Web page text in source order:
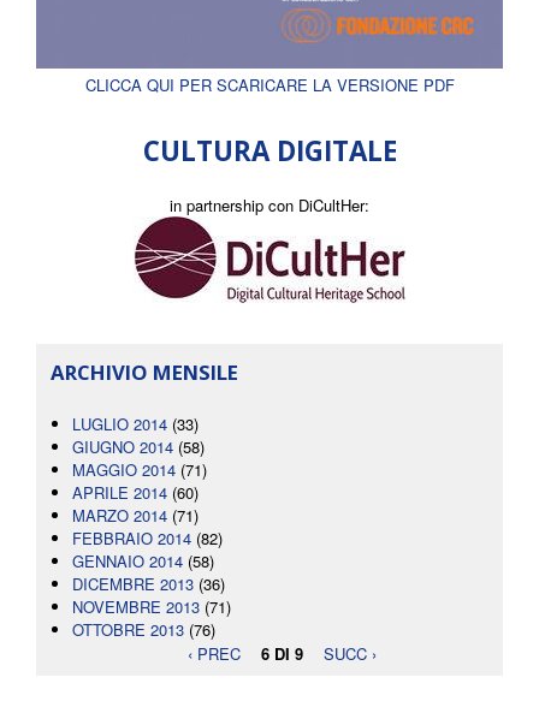
CLICCA QUI PER SCARICARE LA VERSIONE PDF
CULTURA DIGITALE
in partnership con DiCultHer:
ARCHIVIO MENSILE
LUGLIO 2014 (33)
GIUGNO 2014 (58)
MAGGIO 2014 (71)
APRILE 2014 (60)
MARZO 2014 (71)
FEBBRAIO 2014 (82)
GENNAIO 2014 (58)
DICEMBRE 2013 (36)
NOVEMBRE 2013 (71)
OTTOBRE 2013 (76)
‹ PREC
6 DI 9 SUCC ›